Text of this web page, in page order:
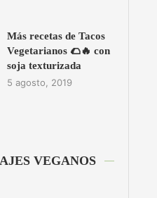
Más recetas de Tacos
Vegetarianos 🌮🔥 con
soja texturizada
5 agosto, 2019
VEGANOS